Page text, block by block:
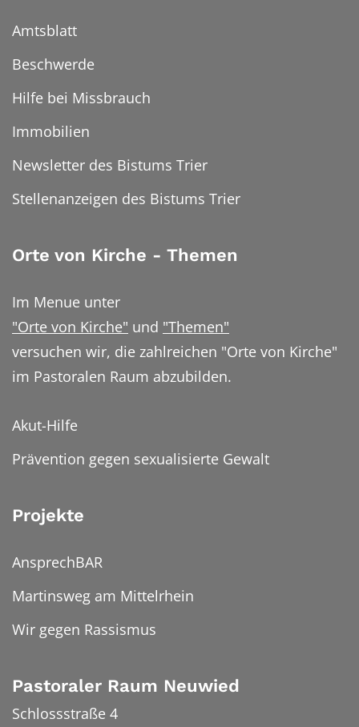
Amtsblatt
Beschwerde
Hilfe bei Missbrauch
Immobilien
Newsletter des Bistums Trier
Stellenanzeigen des Bistums Trier
Orte von Kirche - Themen
Im Menue unter
"Orte von Kirche" und "Themen"
versuchen wir, die zahlreichen "Orte von Kirche"
im Pastoralen Raum abzubilden.
Akut-Hilfe
Prävention gegen sexualisierte Gewalt
Projekte
AnsprechBAR
Martinsweg am Mittelrhein
Wir gegen Rassismus
Pastoraler Raum Neuwied
Schlossstraße 4